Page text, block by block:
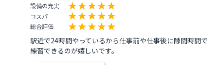
設備の充実
コスパ
総合評価
駅近で24時間やっているから仕事前や仕事後に隙間時間で
練習できるのが嬉しいです。